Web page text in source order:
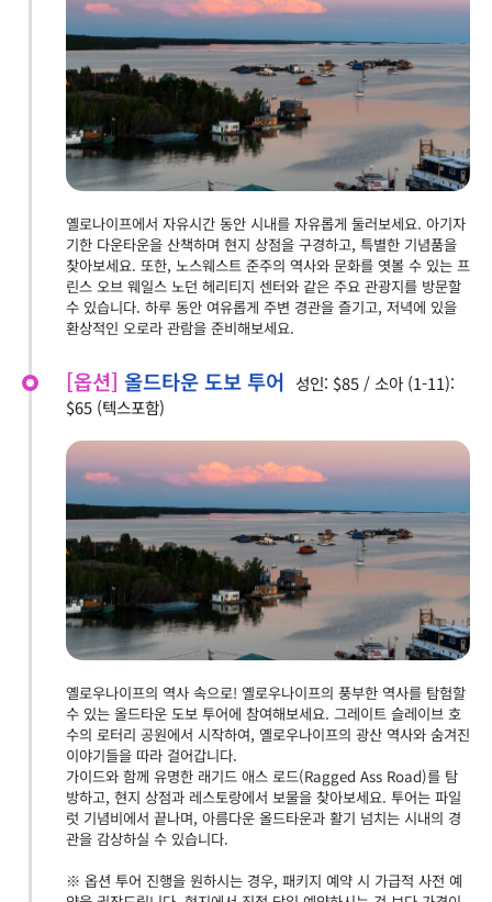
옐로나이프에서 자유시간 동안 시내를 자유롭게 둘러보세요. 아기자
기한 다운타운을 산책하며 현지 상점을 구경하고, 특별한 기념품을
찾아보세요. 또한, 노스웨스트 준주의 역사와 문화를 엿볼 수 있는 프
린스 오브 웨일스 노던 헤리티지 센터와 같은 주요 관광지를 방문할
수 있습니다. 하루 동안 여유롭게 주변 경관을 즐기고, 저녁에 있을
환상적인 오로라 관람을 준비해보세요.
[옵션] 올드타운 도보 투어 성인: $85 / 소아 (1-11):
$65 (텍스포함)
옐로우나이프의 역사 속으로! 옐로우나이프의 풍부한 역사를 탐험할
수 있는 올드타운 도보 투어에 참여해보세요. 그레이트 슬레이브 호
수의 로터리 공원에서 시작하여, 옐로우나이프의 광산 역사와 숨겨진
이야기들을 따라 걸어갑니다.
가이드와 함께 유명한 래기드 애스 로드(Ragged Ass Road)를 탐
방하고, 현지 상점과 레스토랑에서 보물을 찾아보세요. 투어는 파일
럿 기념비에서 끝나며, 아름다운 올드타운과 활기 넘치는 시내의 경
관을 감상하실 수 있습니다.
※ 옵션 투어 진행을 원하시는 경우, 패키지 예약 시 가급적 사전 예